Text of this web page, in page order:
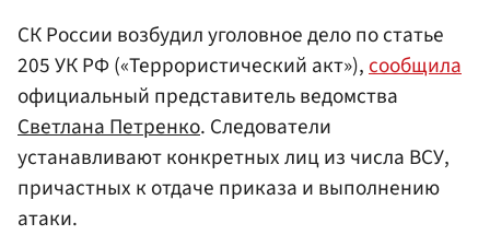
СК России возбудил уголовное дело по статье
205 УК РФ («Террористический акт»),сообщила
официальный представитель ведомства
Светлана Петренко. Следователи
устанавливают конкретных лиц из числа ВСУ,
причастных к отдаче приказа и выполнению
атаки.